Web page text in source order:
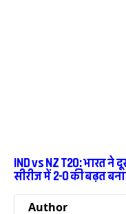
IND vs NZ T20: भारत ने
सीरीज में 2-0 की बढ़त
Author